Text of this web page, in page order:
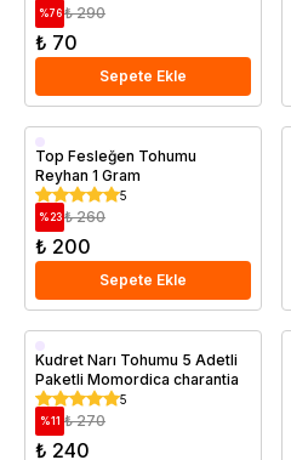
%76 ₺ 290
₺ 70
Sepete Ekle
Top Fesleğen Tohumu
Reyhan 1 Gram
5
%23 ₺ 260
₺ 200
Sepete Ekle
Kudret Narı Tohumu 5 Adetli
Paketli Momordica charantia
5
%11 ₺ 270
₺ 240